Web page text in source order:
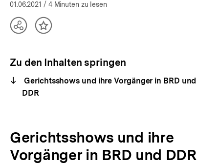
01.06.2021 / 4 Minuten zu lesen
TeilenInhalt
Zu den Inhalten springen
Gerichtsshows und ihre Vorgänger in BRD und
DDR
Gerichtsshows und ihre
Vorgänger in BRD und DDR